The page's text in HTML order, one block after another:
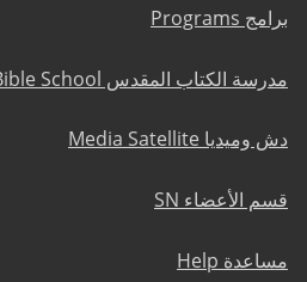
برامج Programs
مدرسة الكتاب المقدس Bible School
دش وميديا Media Satellite
قسم الأعضاء SN
مساعدة Help